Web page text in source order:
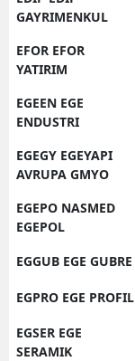
GAYRIMENKUL
EFOR EFOR
YATIRIM
EGEEN EGE
ENDUSTRI
EGEGY EGEYAPI
AVRUPA GMYO
EGEPO NASMED
EGEPOL
EGGUB EGE GUBRE
EGPRO EGE PROFIL
EGSER EGE
SERAMIK